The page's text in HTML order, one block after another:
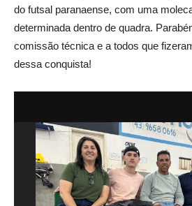
do futsal paranaense, com uma
determinada dentro de quadra.
comissão técnica e a todos que
dessa conquista!